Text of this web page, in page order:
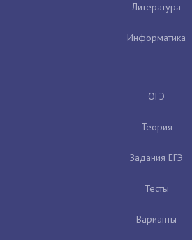
Литература
Информатика
ОГЭ
Теория
Задания ЕГЭ
Тесты
Варианты